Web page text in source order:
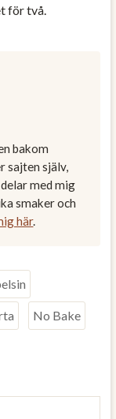
för två.
bakom
sajten själv,
med mig
smaker och
här.
No Bake